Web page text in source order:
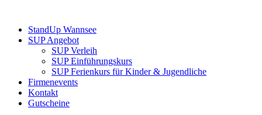
StandUp Wannsee
SUP Angebot
SUP Verleih
SUP Einführungskurs
SUP Ferienkurs für Kinder & Jugendliche
Firmenevents
Kontakt
Gutscheine